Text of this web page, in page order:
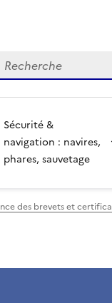
Recherche
Sécurité &
navigation : navires,
phares, sauvetage
des brevets et